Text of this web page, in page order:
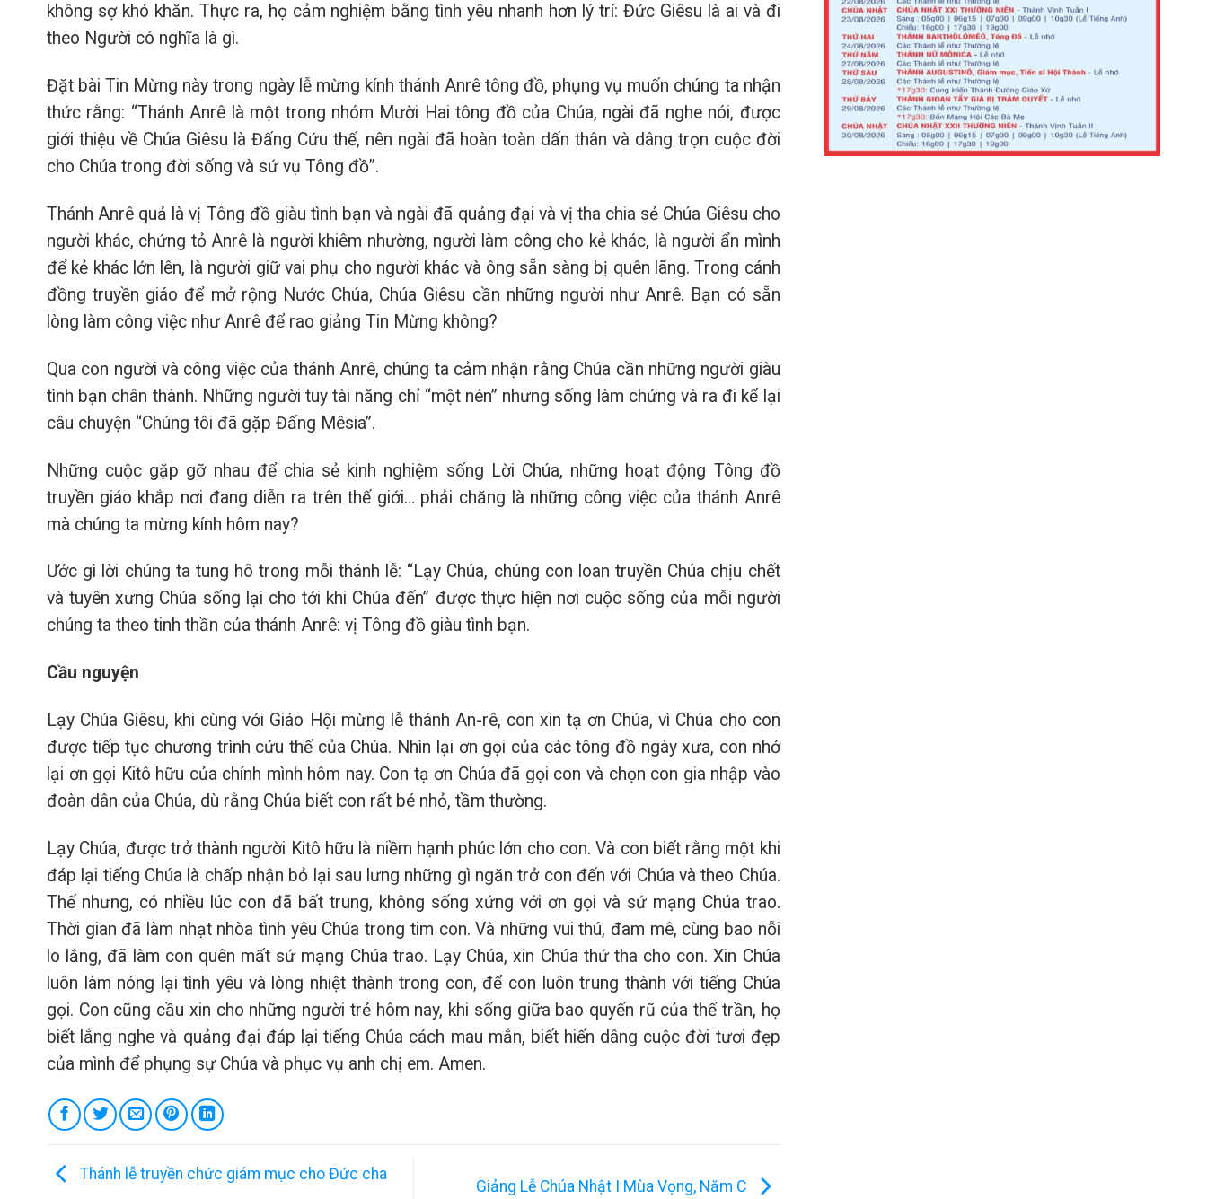
không sợ khó khăn. Thực ra, họ cảm nghiệm bằng tình yêu nhanh hơn lý trí: Đức Giêsu là ai và đi
theo Người có nghĩa là gì.
Đặt bài Tin Mừng này trong ngày lễ mừng kính thánh Anrê tông đồ, phụng vụ muốn chúng ta nhận
thức rằng: “Thánh Anrê là một trong nhóm Mười Hai tông đồ của Chúa, ngài đã nghe nói, được
giới thiệu về Chúa Giêsu là Đấng Cứu thế, nên ngài đã hoàn toàn dấn thân và dâng trọn cuộc đời
cho Chúa trong đời sống và sứ vụ Tông đồ”.
Thánh Anrê quả là vị Tông đồ giàu tình bạn và ngài đã quảng đại và vị tha chia sẻ Chúa Giêsu cho
người khác, chứng tỏ Anrê là người khiêm nhường, người làm công cho kẻ khác, là người ẩn mình
để kẻ khác lớn lên, là người giữ vai phụ cho người khác và ông sẵn sàng bị quên lãng. Trong cánh
đồng truyền giáo để mở rộng Nước Chúa, Chúa Giêsu cần những người như Anrê. Bạn có sẵn
lòng làm công việc như Anrê để rao giảng Tin Mừng không?
Qua con người và công việc của thánh Anrê, chúng ta cảm nhận rằng Chúa cần những người giàu
tình bạn chân thành. Những người tuy tài năng chỉ “một nén” nhưng sống làm chứng và ra đi kể lại
câu chuyện “Chúng tôi đã gặp Đấng Mêsia”.
Những cuộc gặp gỡ nhau để chia sẻ kinh nghiệm sống Lời Chúa, những hoạt động Tông đồ
truyền giáo khắp nơi đang diễn ra trên thế giới… phải chăng là những công việc của thánh Anrê
mà chúng ta mừng kính hôm nay?
Ước gì lời chúng ta tung hô trong mỗi thánh lễ: “Lạy Chúa, chúng con loan truyền Chúa chịu chết
và tuyên xưng Chúa sống lại cho tới khi Chúa đến” được thực hiện nơi cuộc sống của mỗi người
chúng ta theo tinh thần của thánh Anrê: vị Tông đồ giàu tình bạn.
Cầu nguyện
Lạy Chúa Giêsu, khi cùng với Giáo Hội mừng lễ thánh An-rê, con xin tạ ơn Chúa, vì Chúa cho con
được tiếp tục chương trình cứu thế của Chúa. Nhìn lại ơn gọi của các tông đồ ngày xưa, con nhớ
lại ơn gọi Kitô hữu của chính mình hôm nay. Con tạ ơn Chúa đã gọi con và chọn con gia nhập vào
đoàn dân của Chúa, dù rằng Chúa biết con rất bé nhỏ, tầm thường.
Lạy Chúa, được trở thành người Kitô hữu là niềm hạnh phúc lớn cho con. Và con biết rằng một khi
đáp lại tiếng Chúa là chấp nhận bỏ lại sau lưng những gì ngăn trở con đến với Chúa và theo Chúa.
Thế nhưng, có nhiều lúc con đã bất trung, không sống xứng với ơn gọi và sứ mạng Chúa trao.
Thời gian đã làm nhạt nhòa tình yêu Chúa trong tim con. Và những vui thú, đam mê, cùng bao nỗi
lo lắng, đã làm con quên mất sứ mạng Chúa trao. Lạy Chúa, xin Chúa thứ tha cho con. Xin Chúa
luôn làm nóng lại tình yêu và lòng nhiệt thành trong con, để con luôn trung thành với tiếng Chúa
gọi. Con cũng cầu xin cho những người trẻ hôm nay, khi sống giữa bao quyến rũ của thế trần, họ
biết lắng nghe và quảng đại đáp lại tiếng Chúa cách mau mắn, biết hiến dâng cuộc đời tươi đẹp
của mình để phụng sự Chúa và phục vụ anh chị em. Amen.
Thánh lễ truyền chức giám mục cho Đức cha
Giảng Lễ Chúa Nhật I Mùa Vọng, Năm C